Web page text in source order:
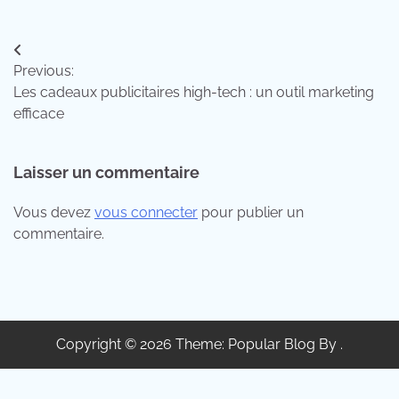
Navigation
de
l’article
Previous:
Les cadeaux publicitaires high-tech : un outil marketing
efficace
Laisser un commentaire
Vous devez vous connecter pour publier un
commentaire.
Copyright © 2026 Theme: Popular Blog By .